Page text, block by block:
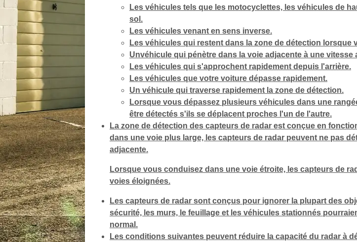
Les véhicules tels que les motocyclettes, les véhicules de
sol.
Les véhicules venant en sens inverse.
Les véhicules qui restent dans la zone de détection lorsque
Unvéhicule qui pénètre dans la voie adjacente à une
Les véhicules qui s'approchent rapidement depuis l'arrière.
Les véhicules que votre voiture dépasse rapidement.
Un véhicule qui traverse rapidement la zone de détection.
Lorsque vous dépassez plusieurs véhicules dans une
être détectés s'ils se déplacent proches l'un de l'autre.
La zone de détection des capteurs de radar est conçue en
dans une voie plus large, les capteurs de radar peuvent ne pas
adjacente.
Lorsque vous conduisez dans une voie étroite, les capteurs de
voies éloignées.
Les capteurs de radar sont conçus pour ignorer la plupart des
sécurité, les murs, le feuillage et les véhicules stationnés
normal.
Les conditions suivantes peuvent réduire la capacité du radar à